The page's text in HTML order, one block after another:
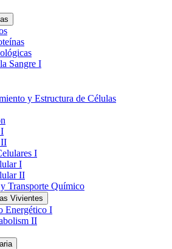
Sangre I
y Estructura de Células
II
I
I
II
Transporte Químico
Vivientes
Energético I
II